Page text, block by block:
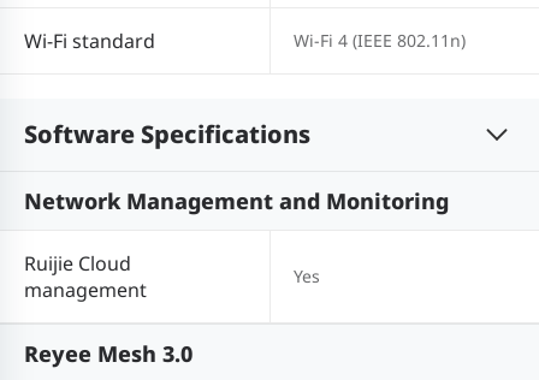
Wi-Fi standard Wi-Fi 4 (IEEE 802.11n)
Software Specifications
Network Management and Monitoring
Ruijie Cloud
management
Yes
Reyee Mesh 3.0